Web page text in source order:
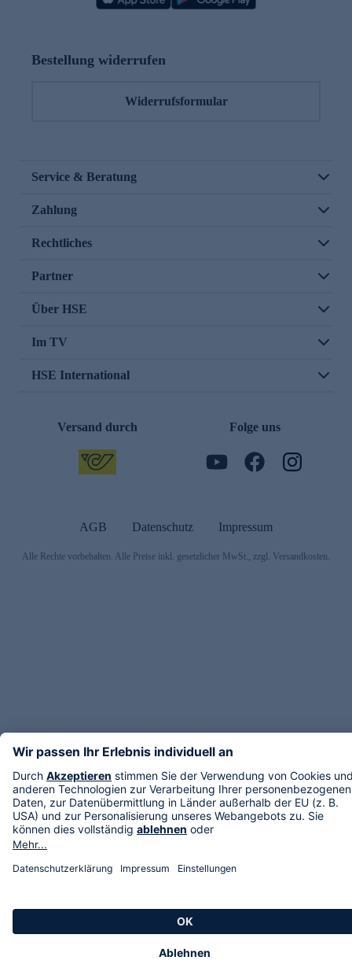
Bestellung widerrufen
Widerrufsformular
Service & Beratung
Zahlung
Rechtliches
Partner
Über HSE
Im TV
HSE International
Versand durch Folge uns
AGB Datenschutz Impressum
Alle Rechte vorbehalten. Alle Preise inkl. gesetzlicher MwSt., zzgl. Versandkosten.